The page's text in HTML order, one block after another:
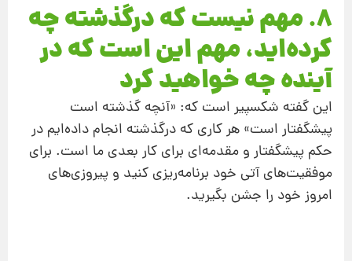
8. مهم نیست که درگذشته چه
کرده‌اید، مهم این است که در
آینده چه خواهید کرد
این گفته شکسپیر است که: «آنچه گذشته است
پیشگفتار است» هر کاری که درگذشته انجام داده‌ایم در
حکم پیشگفتار و مقدمه‌ای برای کار بعدی ما است. برای
موفقیت‌‌های آتی خود برنامه‌ریزی کنید و پیروزی‌های
امروز خود را جشن بگیرید.